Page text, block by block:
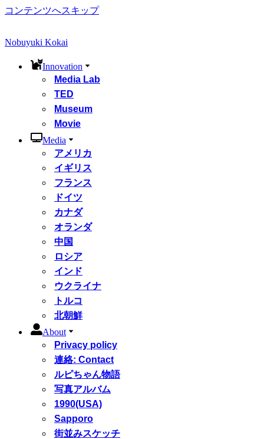
コンテンツへスキップ
Nobuyuki Kokai
Innovation
Media Lab
TED
Museum
Movie
Media
アメリカ
イギリス
フランス
ドイツ
カナダ
オランダ
中国
ロシア
インド
ウクライナ
トルコ
北朝鮮
About
Privacy policy
連絡: Contact
ルピちゃん物語
写真アルバム
1990(USA)
Sapporo
街並みスケッチ